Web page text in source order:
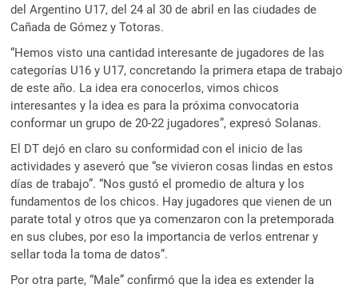
del Argentino U17, del 24 al 30 de abril en las ciudades de
Cañada de Gómez y Totoras.
“Hemos visto una cantidad interesante de jugadores de las
categorías U16 y U17, concretando la primera etapa de trabajo
de este año. La idea era conocerlos, vimos chicos
interesantes y la idea es para la próxima convocatoria
conformar un grupo de 20-22 jugadores”, expresó Solanas.
El DT dejó en claro su conformidad con el inicio de las
actividades y aseveró que “se vivieron cosas lindas en estos
días de trabajo”. “Nos gustó el promedio de altura y los
fundamentos de los chicos. Hay jugadores que vienen de un
parate total y otros que ya comenzaron con la pretemporada
en sus clubes, por eso la importancia de verlos entrenar y
sellar toda la toma de datos”.
Por otra parte, “Male” confirmó que la idea es extender la